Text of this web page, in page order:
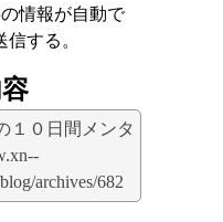
情報が自動で
する。
１０日間メンタ
archives/682